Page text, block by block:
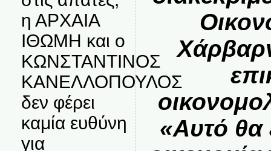
η ΑΡΧΑΙΑ
ΙΘΩΜΗ και ο
ΚΩΝΣΤΑΝΤΙΝΟΣ
ΚΑΝΕΛΛΟΠΟΥΛΟΣ
δεν φέρει
καμία ευθύνη
για
«Αυτό θα